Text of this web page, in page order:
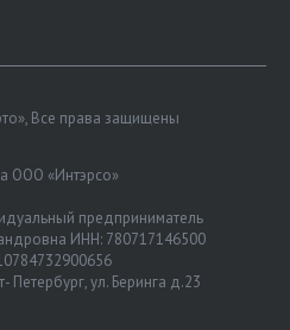
Все права защищены
ООО «Интэрсо»
предприниматель
ИНН: 780717146500
Петербург, ул. Беринга д.23